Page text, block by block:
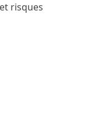
risques